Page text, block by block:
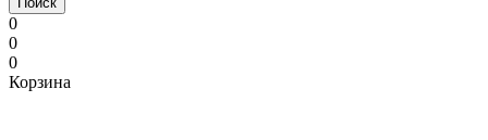
0
0
0
Корзина